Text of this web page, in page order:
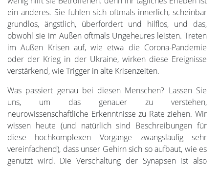
ein anderes. Sie fühlen sich oftmals innerlich, scheinbar
grundlos, ängstlich, überfordert und hilflos, und das,
obwohl sie im Außen oftmals Ungeheures leisten. Treten
im Außen Krisen auf, wie etwa die Corona-Pandemie
oder der Krieg in der Ukraine, wirken diese Ereignisse
verstärkend, wie Trigger in alte Krisenzeiten.
Was passiert genau bei diesen Menschen? Lassen Sie
uns, um das genauer zu verstehen,
neurowissenschaftliche Erkenntnisse zu Rate ziehen. Wir
wissen heute (und natürlich sind Beschreibungen für
diese hochkomplexen Vorgänge zwangsläufig sehr
vereinfachend), dass unser Gehirn sich so aufbaut, wie es
genutzt wird. Die Verschaltung der Synapsen ist also